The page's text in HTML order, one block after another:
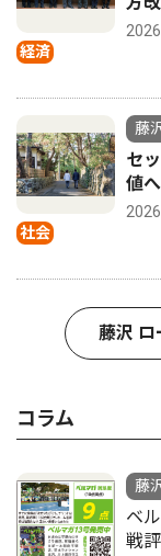
経済
社会
藤
セ
値
藤沢 ロ
コラム
藤
ベ
戦評